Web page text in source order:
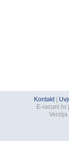
Kontakt|
E-racuni.hr